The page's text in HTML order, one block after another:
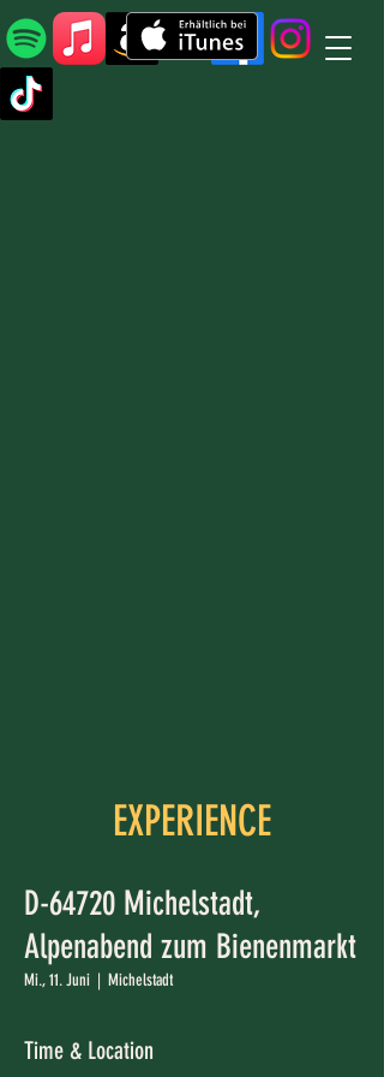
EXPERIENCE
D-64720 Michelstadt,
Alpenabend zum Bienenmarkt
Mi., 11. Juni
  |
Michelstadt
Time & Location